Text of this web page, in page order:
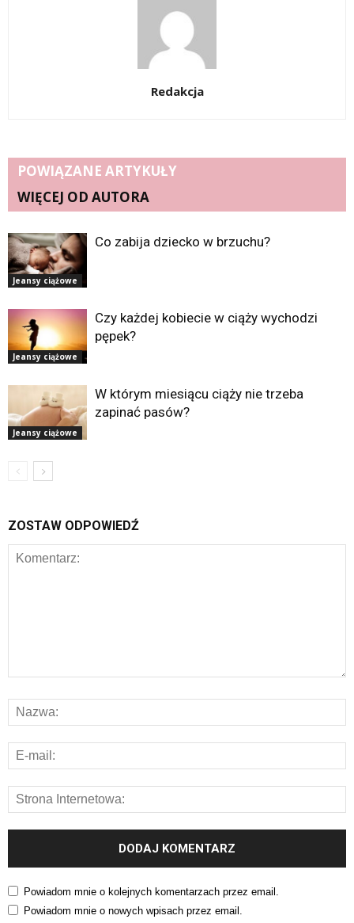
Redakcja
POWIĄZANE ARTYKUŁY
WIĘCEJ OD AUTORA
Jeansy ciążowe
Co zabija dziecko w brzuchu?
Jeansy ciążowe
Czy każdej kobiecie w ciąży wychodzi
pępek?
Jeansy ciążowe
W którym miesiącu ciąży nie trzeba
zapinać pasów?
ZOSTAW ODPOWIEDŹ
Powiadom mnie o kolejnych komentarzach przez email.
Powiadom mnie o nowych wpisach przez email.